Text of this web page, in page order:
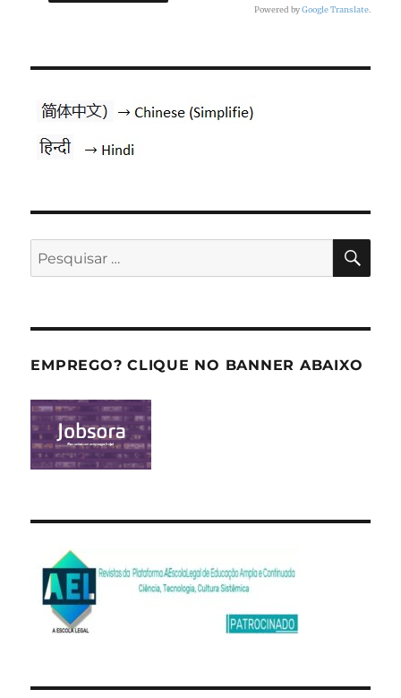
Powered byGoogle Translate.
Pesquisar
por:
EMPREGO? CLIQUE NO BANNER ABAIXO